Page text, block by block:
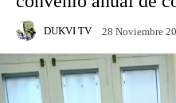
DUKVI TV 28 Noviembre